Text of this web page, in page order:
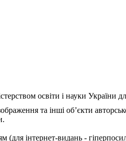
освіти і науки
та інші об’єкти
(для інтернет-видань -